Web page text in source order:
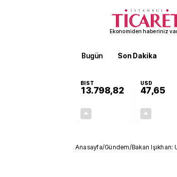
Ekonomiden haberiniz
Bugün Son Dakika
BIST
13.798,82
USD
47,65
Anasayfa/Gündem/Bakan Işıkhan: